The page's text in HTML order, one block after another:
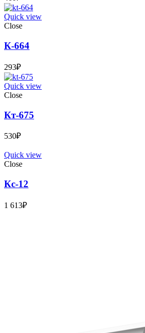
Quick view
Close
К-664
293₽
Quick view
Close
Кт-675
530₽
Quick view
Close
Кс-12
1 613₽